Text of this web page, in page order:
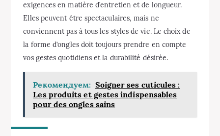
exigences en matière d’entretien et de longueur.
Elles peuvent être spectaculaires, mais ne
conviennent pas à tous les styles de vie. Le choix de
la forme d’ongles doit toujours prendre en compte
vos gestes quotidiens et la durabilité désirée.
Рекомендуем: Soigner ses cuticules :
Les produits et gestes indispensables
pour des ongles sains